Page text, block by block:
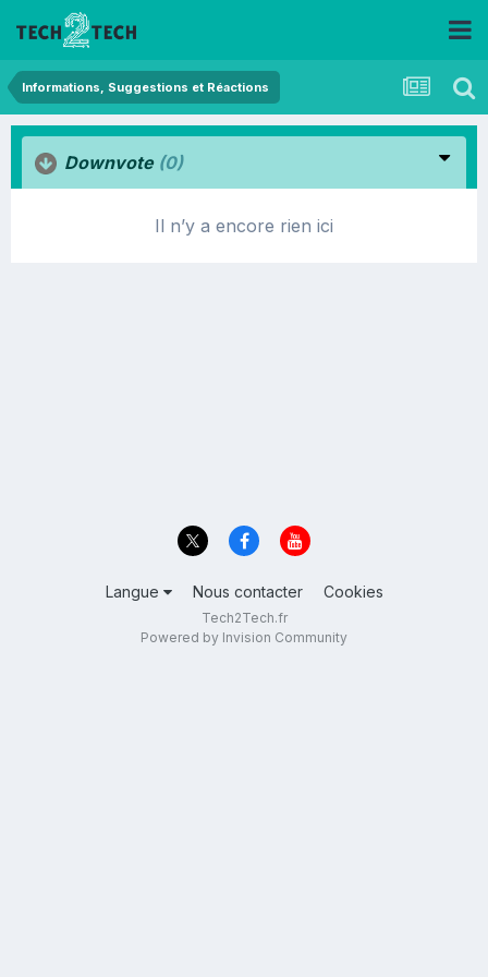
Informations, Suggestions et Réactions
Downvote (0)
Il n’y a encore rien ici
Langue Nous contacter Cookies
Tech2Tech.fr
Powered by Invision Community